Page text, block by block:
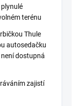
terénu
Thule
autosedačku
dostupná
zajistí